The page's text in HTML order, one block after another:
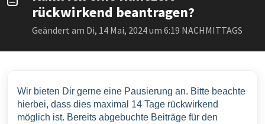
rückwirkend beantragen?
Geändert am Di, 14 Mai, 2024 um 6:19 NACHMITTAGS
Wir bieten Dir gerne eine Pausierung an. Bitte beachte
hierbei, dass dies maximal 14 Tage rückwirkend
möglich ist. Bereits abgebuchte Beiträge für den